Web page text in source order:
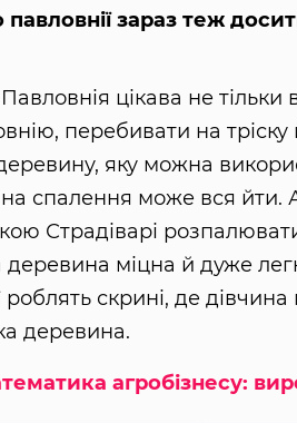
зараз теж
Павловнія цікава не
перебивати на
яку можна
спалення може вся йти.
Страдіварі
міцна й дуже
роблять скрині, де
деревина.
агробізнесу: